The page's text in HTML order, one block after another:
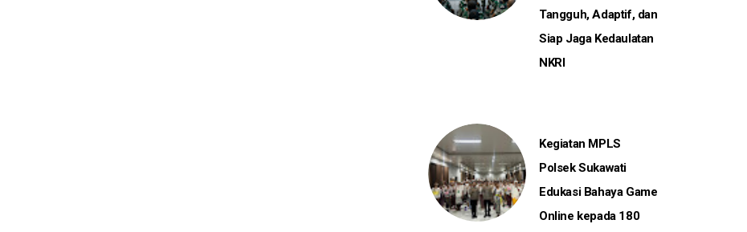
Tangguh, Adaptif, dan
Siap Jaga Kedaulatan
NKRI
Kegiatan MPLS
Polsek Sukawati
Edukasi Bahaya Game
Online kepada 180